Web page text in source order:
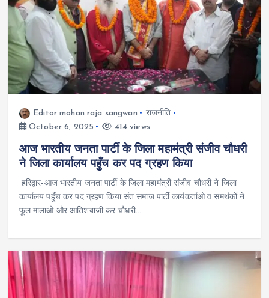
Editor mohan raja sangwan
राजनीति
October 6, 2025
414 views
आज भारतीय जनता पार्टी के जिला महामंत्री संजीव चौधरी
ने जिला कार्यालय पहुँच कर पद ग्रहण किया
हरिद्वार-आज भारतीय जनता पार्टी के जिला महामंत्री संजीव चौधरी ने जिला
कार्यालय पहुँच कर पद ग्रहण किया संत समाज पार्टी कार्यकर्ताओ व समर्थकों ने
फूल मालाओ और आतिशबाजी कर चौधरी…